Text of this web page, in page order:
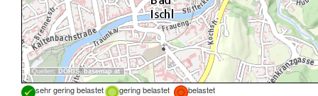
Quellen: DORIS, basemap.at
sehr gering belastet gering belastet
belastet